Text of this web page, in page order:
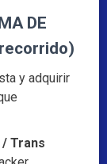
DE
y adquirir
Trans